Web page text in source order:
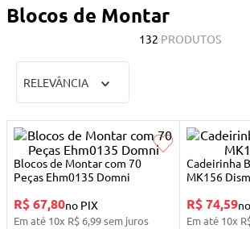
Blocos de Montar
132 PRODUTOS
RELEVÂNCIA
Blocos de Montar com 70
Peças Ehm0135 Domni
R$ 67,80no PIX
Em até 10x R$ 6,99sem juros
Cadeirinha
MK156
R$ 74,59
Em até 10x
2 º
5º
7º
truss
8º
mesa